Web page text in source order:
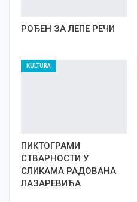
РОЂЕН ЗА ЛЕПЕ РЕЧИ
KULTURA
ПИКТОГРАМИ
СТВАРНОСТИ У
СЛИКАМА РАДОВАНА
ЛАЗАРЕВИЋА